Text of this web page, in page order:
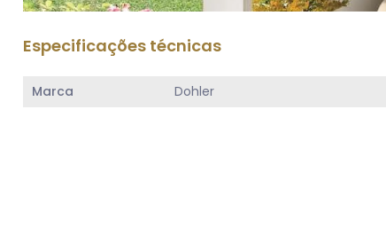
Especificações técnicas
Marca Dohler